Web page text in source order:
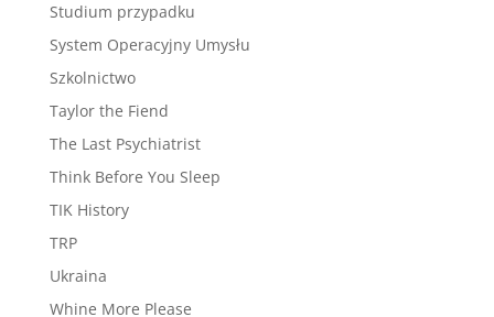
Studium przypadku
System Operacyjny Umysłu
Szkolnictwo
Taylor the Fiend
The Last Psychiatrist
Think Before You Sleep
TIK History
TRP
Ukraina
Whine More Please